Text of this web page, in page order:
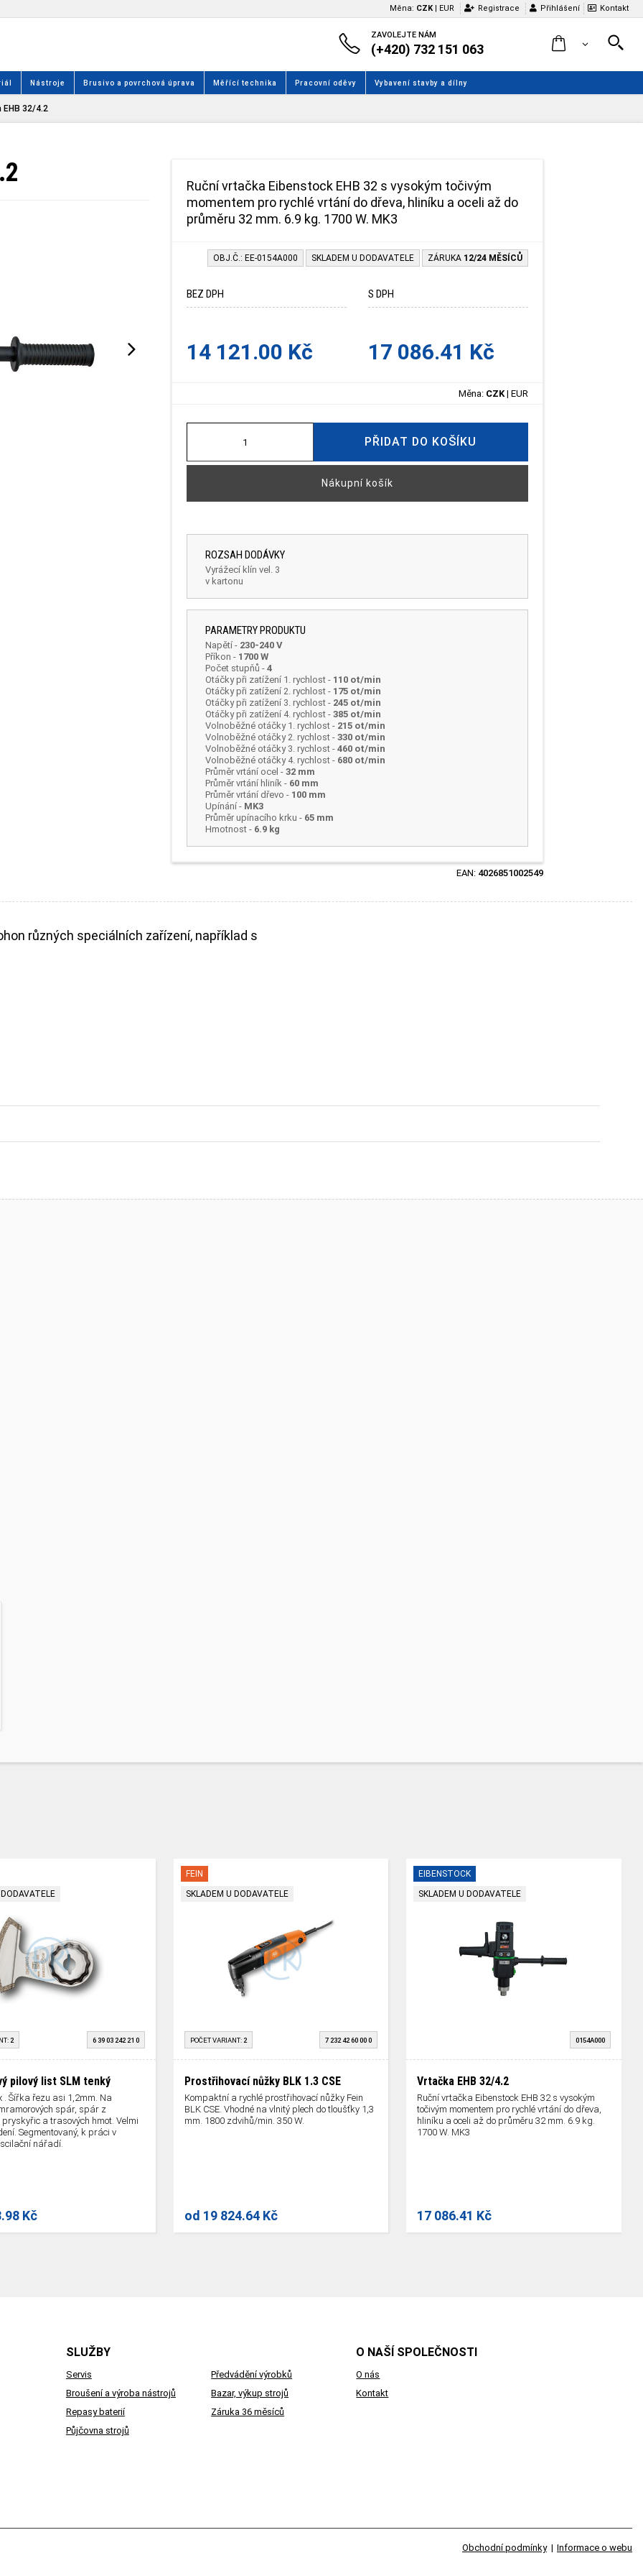
Měna: CZK | EUR Registrace Přihlášení Kontakt
ZAVOLEJTE NÁM
(+420) 732 151 063
Nástroje Brusivo a povrchová úprava Měřící technika Pracovní oděvy Vybavení stavby a dílny
32/4.2
Ruční vrtačka Eibenstock EHB 32 s vysokým točivým
momentem pro rychlé vrtání do dřeva, hliníku a oceli až do
průměru 32 mm. 6.9 kg. 1700 W. MK3
OBJ.Č.: EE-0154A000 SKLADEM U DODAVATELE ZÁRUKA 12/24 MĚSÍCŮ
BEZ DPH
14 121.00 Kč
S DPH
17 086.41 Kč
Měna: CZK| EUR
PŘIDAT DO KOŠÍKU
Nákupní košík
ROZSAH DODÁVKY
Vyrážecí klín vel. 3
v kartonu
PARAMETRY PRODUKTU
Napětí - 230-240 V
Příkon - 1700 W
Počet stupňů - 4
Otáčky při zatížení 1. rychlost - 110 ot/min
Otáčky při zatížení 2. rychlost - 175 ot/min
Otáčky při zatížení 3. rychlost - 245 ot/min
Otáčky při zatížení 4. rychlost - 385 ot/min
Volnoběžné otáčky 1. rychlost - 215 ot/min
Volnoběžné otáčky 2. rychlost - 330 ot/min
Volnoběžné otáčky 3. rychlost - 460 ot/min
Volnoběžné otáčky 4. rychlost - 680 ot/min
Průměr vrtání ocel - 32 mm
Průměr vrtání hliník - 60 mm
Průměr vrtání dřevo - 100 mm
Upínání - MK3
Průměr upínacího krku - 65 mm
Hmotnost - 6.9 kg
EAN: 4026851002549
různých speciálních zařízení, například s
2 6 39 03 242 21 0
pilový list SLM tenký
. Šířka řezu asi 1,2mm. Na
spár, spár z
pryskyřic a trasových hmot. Velmi
Segmentovaný, k práci v
nářadí.
Kč
SKLADEM U DODAVATELE
FEIN
POČET VARIANT: 2 7 232 42 60 00 0
Prostřihovací nůžky BLK 1.3 CSE
Kompaktní a rychlé prostřihovací nůžky Fein
BLK CSE. Vhodné na vlnitý plech do tloušťky 1,3
mm. 1800 zdvihů/min. 350 W.
od 19 824.64 Kč
SKLADEM U DODAVATELE
EIBENSTOCK
0154A000
Vrtačka EHB 32/4.2
Ruční vrtačka Eibenstock EHB 32 s vysokým
točivým momentem pro rychlé vrtání do dřeva,
hliníku a oceli až do průměru 32 mm. 6.9 kg.
1700 W. MK3
17 086.41 Kč
SLUŽBY
Servis
Broušení a výroba nástrojů
Repasy baterií
Půjčovna strojů
Předvádění výrobků
Bazar, výkup strojů
Záruka 36 měsíců
O NAŠÍ SPOLEČNOSTI
O nás
Kontakt
Obchodní podmínky | Informace o webu